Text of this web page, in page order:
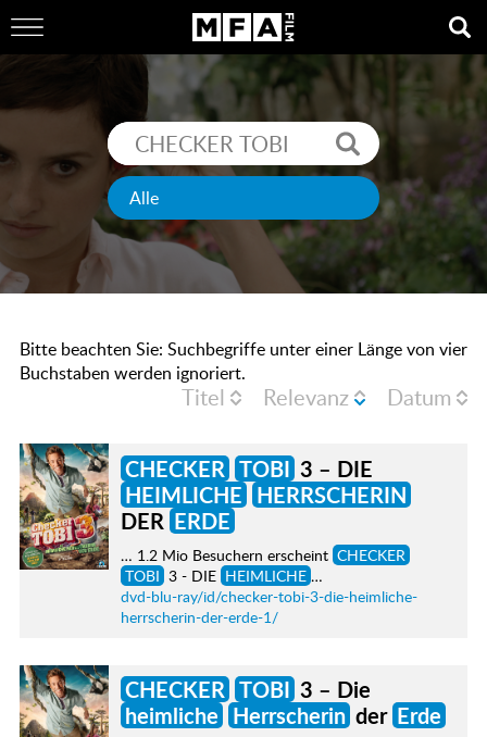
Bitte beachten Sie: Suchbegriffe unter einer Länge von vier
Buchstaben werden ignoriert.
Titel Relevanz Datum
CHECKER TOBI3 – DIE
HEIMLICHE HERRSCHERIN
DER ERDE
… 1.2 Mio Besuchern erscheint CHECKER
TOBI 3 - DIE HEIMLICHE …
dvd-blu-ray/id/checker-tobi-3-die-heimliche-
herrscherin-der-erde-1/
CHECKER TOBI3 – Die
heimliche Herrscherinder Erde